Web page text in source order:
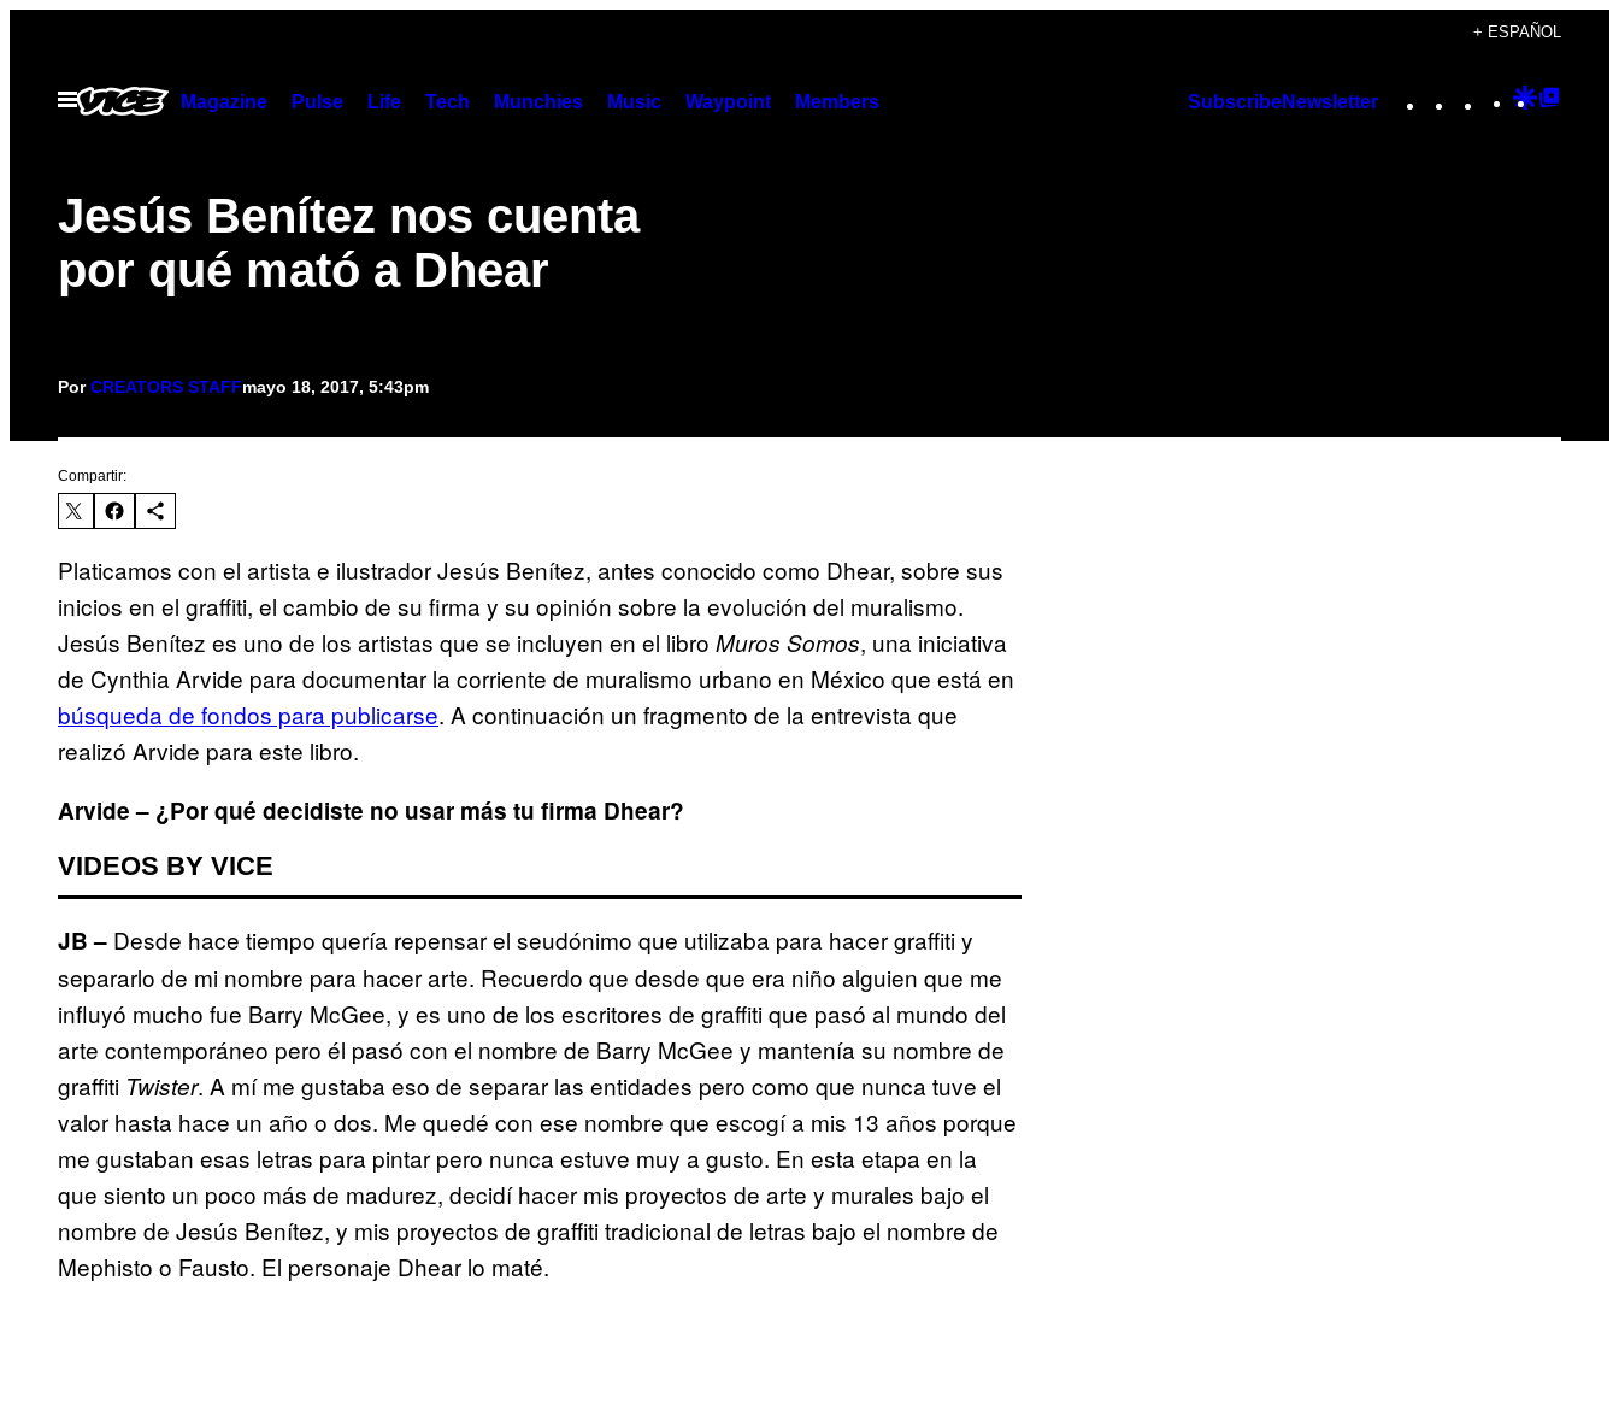
contenido
+ ESPAÑOL
Abrir
Menú
Magazine Pulse Life Tech Munchies Music Waypoint Members SubscribeNewsletter Instagram
TikTok
YouTube
Google
Jesús Benítez nos cuenta
por qué mató a Dhear
PorCREATORS STAFFmayo 18, 2017, 5:43pm
Compartir:
Platicamos con el artista e ilustrador Jesús Benítez, antes conocido como Dhear, sobre sus
inicios en el graffiti, el cambio de su firma y su opinión sobre la evolución del muralismo.
Jesús Benítez es uno de los artistas que se incluyen en el libro Muros Somos, una iniciativa
de Cynthia Arvide para documentar la corriente de muralismo urbano en México que está en
búsqueda de fondos para publicarse. A continuación un fragmento de la entrevista que
realizó Arvide para este libro.
Arvide – ¿Por qué decidiste no usar más tu firma Dhear?
VIDEOS BY VICE
JB – Desde hace tiempo quería repensar el seudónimo que utilizaba para hacer graffiti y
separarlo de mi nombre para hacer arte. Recuerdo que desde que era niño alguien que me
influyó mucho fue Barry McGee, y es uno de los escritores de graffiti que pasó al mundo del
arte contemporáneo pero él pasó con el nombre de Barry McGee y mantenía su nombre de
graffiti Twister. A mí me gustaba eso de separar las entidades pero como que nunca tuve el
valor hasta hace un año o dos. Me quedé con ese nombre que escogí a mis 13 años porque
me gustaban esas letras para pintar pero nunca estuve muy a gusto. En esta etapa en la
que siento un poco más de madurez, decidí hacer mis proyectos de arte y murales bajo el
nombre de Jesús Benítez, y mis proyectos de graffiti tradicional de letras bajo el nombre de
Mephisto o Fausto. El personaje Dhear lo maté.